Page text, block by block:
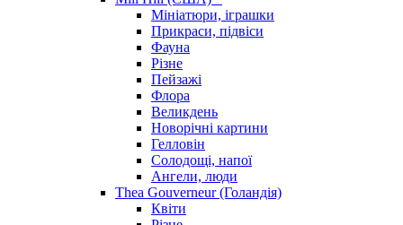
Мініатюри, іграшки
Прикраси, підвіси
Фауна
Різне
Пейзажі
Флора
Великдень
Новорічні картини
Гелловін
Солодощі, напої
Ангели, люди
Thea Gouverneur (Голандія)
Квіти